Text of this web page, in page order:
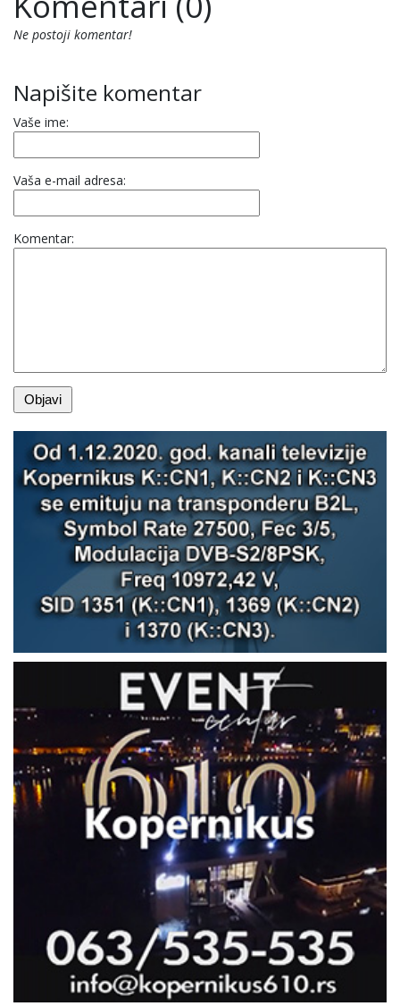
Ne postoji komentar!
Napišite komentar
Vaše ime:
Vaša e-mail adresa:
Komentar: